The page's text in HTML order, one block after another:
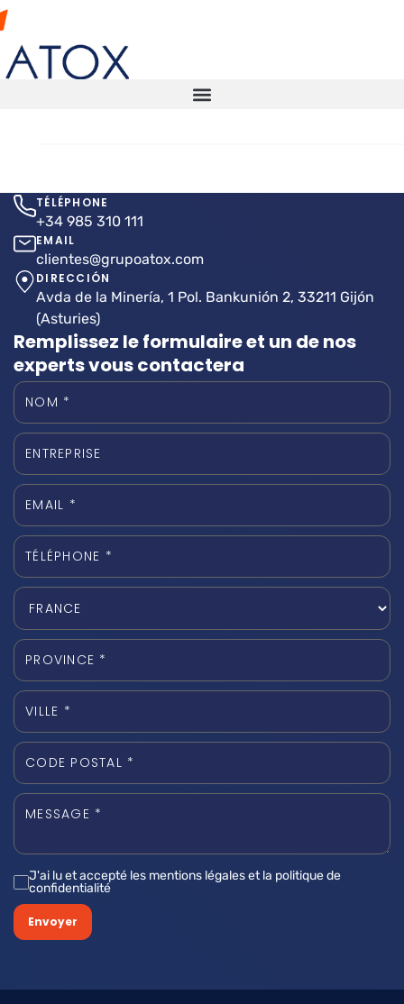
ENTREPÔT AUTOMATISÉ
ENTREPÔTS INTELLIGENTS
CONTRÔLES TECHNIQUES ITX
Rayonnage
logistique
TÉLÉPHONE
+34 985 310 111
EMAIL
clientes@grupoatox.com
DIRECCIÓN
Avda de la Minería, 1 Pol. Bankunión 2, 33211 Gijón
(Asturies)
Remplissez le formulaire et un de nos
experts vous contactera
J'ai lu et accepté les mentions légales et la politique de
confidentialité
Envoyer